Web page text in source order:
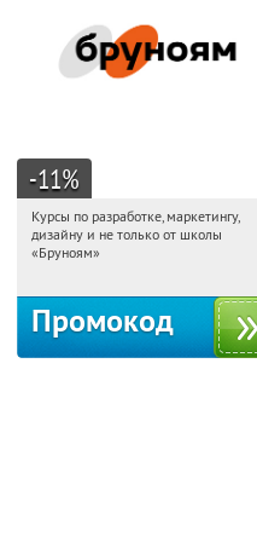
-11%
15:02:38
Получи первым!
Россия
Курсы по разработке, маркетингу,
дизайну и не только от школы
«Бруноям»
Промокод